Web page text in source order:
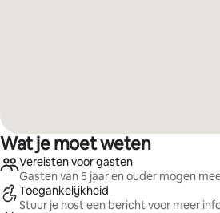
Wat je moet weten
Vereisten voor gasten
Gasten van 5 jaar en ouder mogen
Toegankelijkheid
Stuur je host een bericht voor meer